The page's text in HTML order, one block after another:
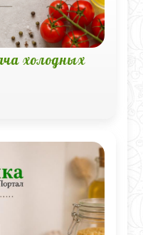
холодных